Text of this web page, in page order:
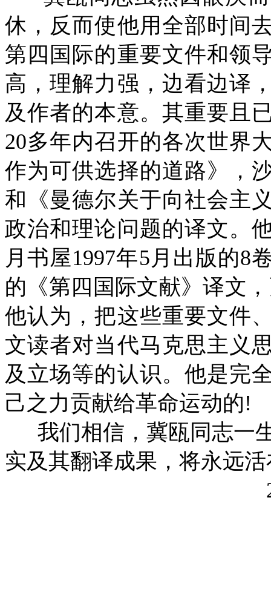
休，反而使他用全部时间
第四国际的重要文件和领
高，理解力强，边看边译
及作者的本意。其重要且
20多年内召开的各次世界
作为可供选择的道路》，
和《曼德尔关于向社会主
政治和理论问题的译文。
月书屋1997年5 月出版的8
的《第四国际文献》译文
他认为，把这些重要文件
文读者对当代马克思主义
及立场等的认识。他是完
己之力贡献给革命运动的!
我们相信，冀瓯同志一
实及其翻译成果，将永远